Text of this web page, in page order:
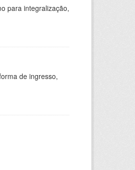
para integralização,
de ingresso,